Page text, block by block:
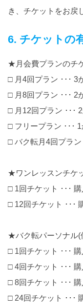
き、チケットをお戻
6. チケットの
★月会費プランのチ
□ 月4回プラン ･･･ 3
□ 月8回プラン ･･･ 2
□ 月12回プラン ･･･
□ フリープラン ･･･
□ バク転月4回プラン
★ワンレッスンチケ
□ 1回チケット ･･･
□ 12回チケット ･･･
★バク転パーソナル(
□ 1回チケット ･･･
□ 4回チケット ･･･
□ 8回チケット ･･･
□ 24回チケット ･･･